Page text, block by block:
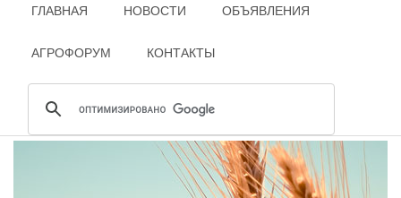
ГЛАВНАЯ НОВОСТИ ОБЪЯВЛЕНИЯ
АГРОФОРУМ КОНТАКТЫ